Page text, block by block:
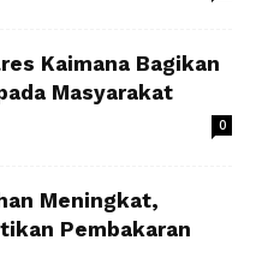
Kaimana Bagikan
Masyarakat
0
Meningkat,
Pembakaran